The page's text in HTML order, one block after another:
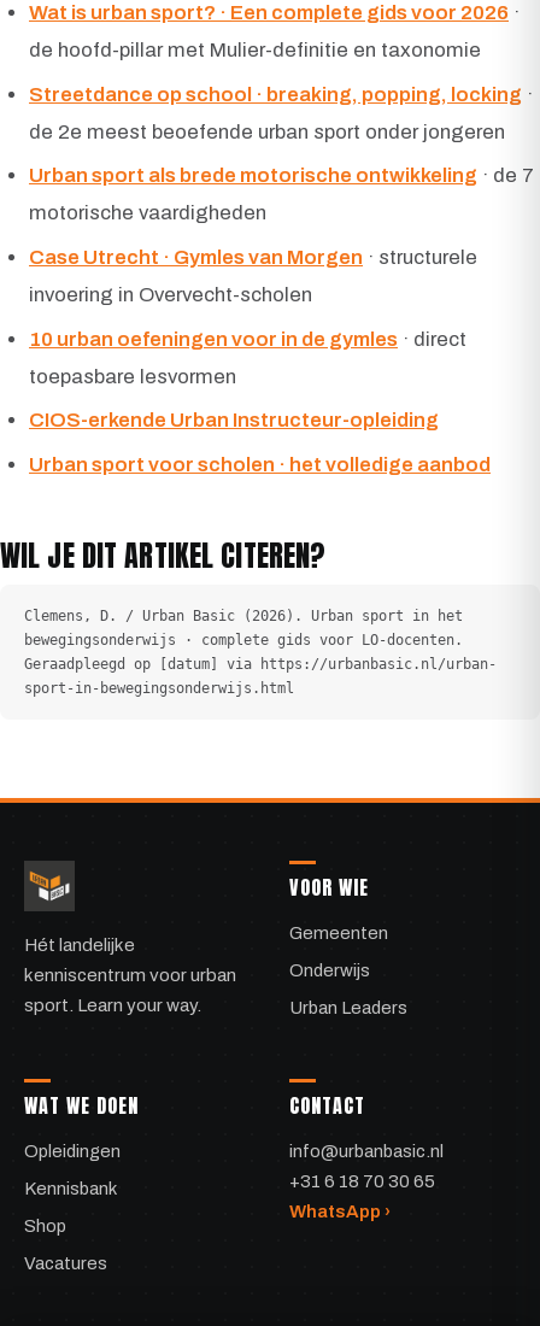
Wat is urban sport? · Een complete gids voor 2026 ·
de hoofd-pillar met Mulier-definitie en taxonomie
Streetdance op school · breaking, popping, locking ·
de 2e meest beoefende urban sport onder jongeren
Urban sport als brede motorische ontwikkeling · de 7
motorische vaardigheden
Case Utrecht · Gymles van Morgen · structurele
invoering in Overvecht-scholen
10 urban oefeningen voor in de gymles · direct
toepasbare lesvormen
CIOS-erkende Urban Instructeur-opleiding
Urban sport voor scholen · het volledige aanbod
WIL JE DIT ARTIKEL CITEREN?
Clemens, D. / Urban Basic (2026). Urban sport in het
bewegingsonderwijs · complete gids voor LO-docenten.
Geraadpleegd op [datum] via https://urbanbasic.nl/urban-
sport-in-bewegingsonderwijs.html
Hét landelijke
kenniscentrum voor urban
sport. Learn your way.
VOOR WIE
Gemeenten
Onderwijs
Urban Leaders
WAT WE DOEN
Opleidingen
Kennisbank
Shop
Vacatures
CONTACT
info@urbanbasic.nl
+31 6 18 70 30 65
WhatsApp ›